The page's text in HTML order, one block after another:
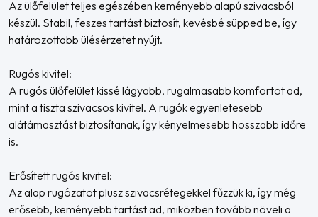
Az ülőfelület teljes egészében keményebb alapú szivacsból
készül. Stabil, feszes tartást biztosít, kevésbé süpped be, így
határozottabb ülésérzetet nyújt.
Rugós kivitel:
A rugós ülőfelület kissé lágyabb, rugalmasabb komfortot ad,
mint a tiszta szivacsos kivitel. A rugók egyenletesebb
alátámasztást biztosítanak, így kényelmesebb hosszabb időre
is.
Erősített rugós kivitel:
Az alap rugózatot plusz szivacsrétegekkel fűzzük ki, így még
erősebb, keményebb tartást ad, miközben tovább növeli a